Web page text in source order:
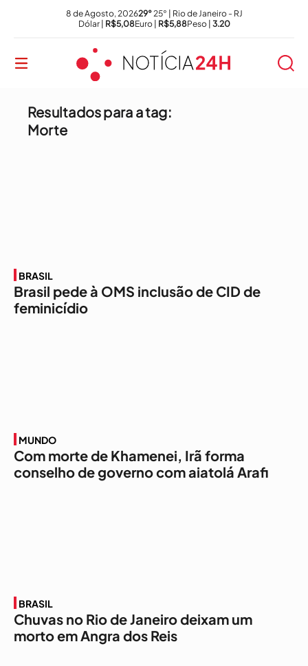
8 de Agosto, 202629°25° | Rio de Janeiro - RJ
Dólar | R$5,08Euro | R$5,88Peso | 3.20
Resultados para a tag:
Morte
BRASIL
Brasil pede à OMS inclusão de CID de
feminicídio
MUNDO
Com morte de Khamenei, Irã forma
conselho de governo com aiatolá Arafi
BRASIL
Chuvas no Rio de Janeiro deixam um
morto em Angra dos Reis